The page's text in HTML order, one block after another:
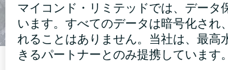
マイコンド・リミテッドでは、データ
います。すべてのデータは暗号化され
れることはありません。当社は、最高
きるパートナーとのみ提携しています。